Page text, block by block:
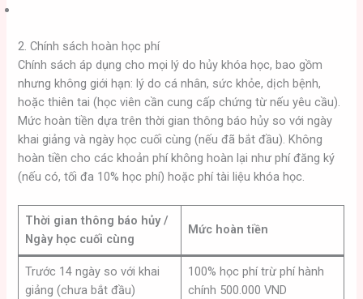
2. Chính sách hoàn học phí
Chính sách áp dụng cho mọi lý do hủy khóa học, bao gồm
nhưng không giới hạn: lý do cá nhân, sức khỏe, dịch bệnh,
hoặc thiên tai (học viên cần cung cấp chứng từ nếu yêu cầu).
Mức hoàn tiền dựa trên thời gian thông báo hủy so với ngày
khai giảng và ngày học cuối cùng (nếu đã bắt đầu). Không
hoàn tiền cho các khoản phí không hoàn lại như phí đăng ký
(nếu có, tối đa 10% học phí) hoặc phí tài liệu khóa học.
Thời gian thông báo hủy /
Ngày học cuối cùng
Mức hoàn tiền
Trước 14 ngày so với khai
giảng (chưa bắt đầu)
100% học phí trừ phí hành
chính 500.000 VND